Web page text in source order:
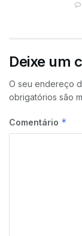
Deixe um
O seu endereço
obrigatórios são
Comentário *